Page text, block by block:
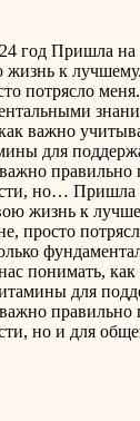
год Пришла на
к
потрясло
важно
для
правильно
но… Пришла
жизнь к
просто
понимать,
для
правильно
но и для